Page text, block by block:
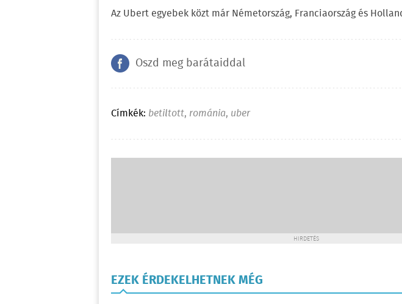
Az Ubert egyebek közt már Németország, Franciaország és
Oszd meg barátaiddal
Címkék: betiltott, románia, uber
HIRDETÉS
EZEK ÉRDEKELHETNEK MÉG